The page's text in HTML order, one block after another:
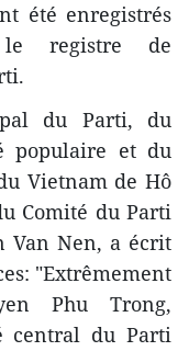
été enregistrés
registre de
du Parti, du
populaire et du
Vietnam de Hô
Comité du Parti
Van Nen, a écrit
"Extrêmement
Phu Trong,
central du Parti